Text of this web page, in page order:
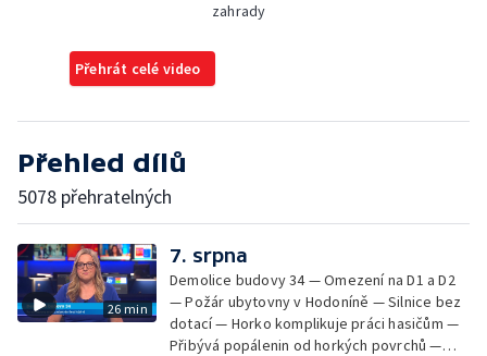
zahrady
Přehrát celé video
Přehled dílů
5078 přehratelných
26 min
7. srpna
Demolice budovy 34 — Omezení na D1 a D2
— Požár ubytovny v Hodoníně — Silnice bez
dotací — Horko komplikuje práci hasičům —
Přibývá popálenin od horkých povrchů —